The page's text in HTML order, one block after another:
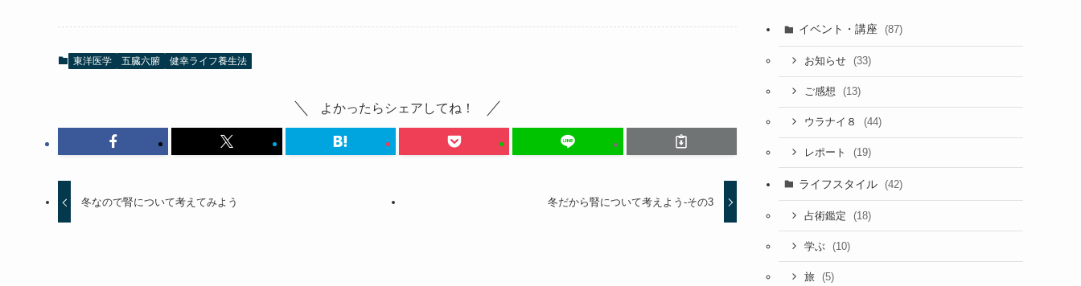
東洋医学 五臓六腑 健幸ライフ養生法
よかったらシェアしてね！
冬なので腎について考えてみよう 冬だから腎について考えよう-その3
イベント・講座 (87)
お知らせ (33)
ご感想 (13)
ウラナイ８ (44)
レポート (19)
ライフスタイル (42)
占術鑑定 (18)
学ぶ (10)
旅 (5)